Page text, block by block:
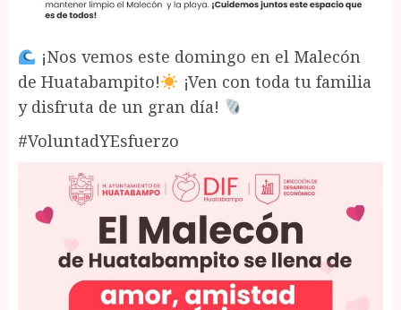
¡Nos vemos este domingo en el Malecón
de Huatabampito!
¡Ven con toda tu familia
y disfruta de un gran día!
#VoluntadYEsfuerzo